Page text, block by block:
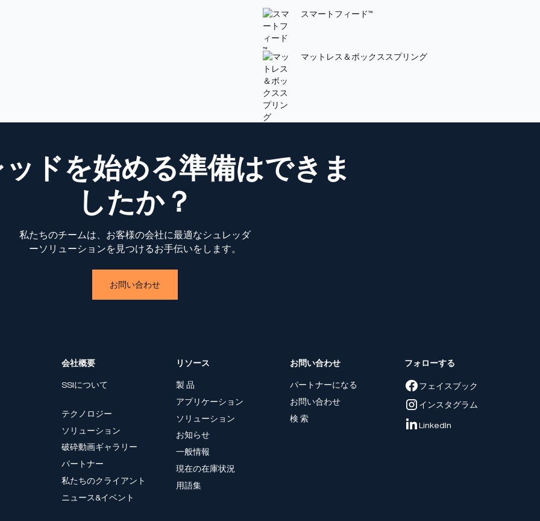
スマートフィード™
マットレス＆ボックススプリング
ドを始める準備はできま
したか？
私たちのチームは、お客様の会社に最適なシュレッダ
ーソリューションを見つけるお手伝いをします。
お問い合わせ
会社概要
SSIについて
テクノロジー
ソリューション
破砕動画ギャラリー
パートナー
私たちのクライアント
ニュース&イベント
リソース
製 品
アプリケーション
ソリューション
お知らせ
一般情報
現在の在庫状況
用語集
お問い合わせ
パートナーになる
お問い合わせ
検 索
フォローする
フェイスブック
インスタグラム
LinkedIn